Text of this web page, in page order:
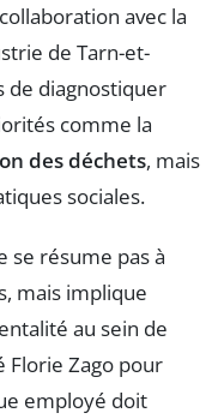
avec la
de Tarn-et-
de diagnostiquer
comme la
des déchets, mais
sociales.
se résume pas à
mais implique
au sein de
Florie Zago pour
employé doit